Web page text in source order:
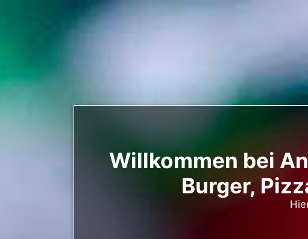
Willkommen bei
Burger,